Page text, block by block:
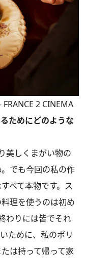
2 CINEMA
ためにどのような
美しくまがい物の
でも今回の私の作
べて本物です。ス
理を使うのは初め
わりには皆でそれ
ために、私のポリ
は持って帰って家